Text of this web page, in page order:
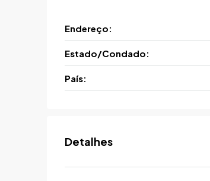
Endereço:
Estado/Condado:
País:
Detalhes